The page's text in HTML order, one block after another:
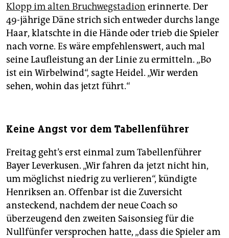
Klopp im alten Bruchwegstadion erinnerte. Der
49-jährige Däne strich sich entweder durchs lange
Haar, klatschte in die Hände oder trieb die Spieler
nach vorne. Es wäre empfehlenswert, auch mal
seine Laufleistung an der Linie zu ermitteln. „Bo
ist ein Wirbelwind“, sagte Heidel. „Wir werden
sehen, wohin das jetzt führt.“
Keine Angst vor dem Tabellenführer
Freitag geht’s erst einmal zum Tabellenführer
Bayer Leverkusen. „Wir fahren da jetzt nicht hin,
um möglichst niedrig zu verlieren“, kündigte
Henriksen an. Offenbar ist die Zuversicht
ansteckend, nachdem der neue Coach so
überzeugend den zweiten Saisonsieg für die
Nullfünfer versprochen hatte, „dass die Spieler am